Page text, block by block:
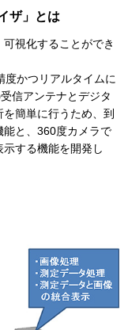
ザ」とは
視化することができ
かつリアルタイムに
信アンテナとデジタ
簡単に行うため、到
と、360度カメラで
する機能を開発し